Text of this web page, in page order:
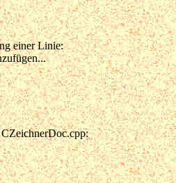
einer Linie: